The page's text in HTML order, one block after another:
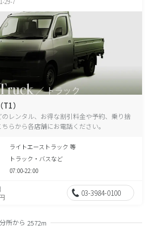
）
のレンタル、お得な割引料金や予約、乗り捨
らから各店舗にお電話ください。
ライトエーストラック 等
トラック・バスなど
07:00-22:00
03-3984-0100
所から 2572m